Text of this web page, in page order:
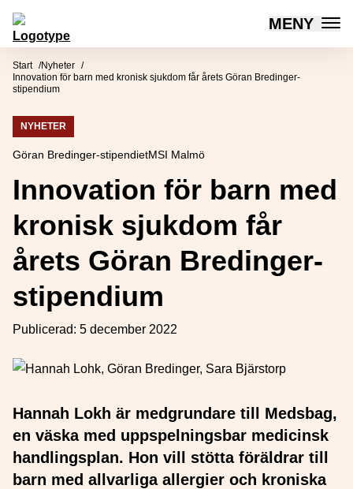
Hoppa till innehåll
Mötesplatsen Social Innovation MENY
Start
Nyheter
Innovation för barn med kronisk sjukdom får årets Göran Bredinger-
stipendium
NYHETER
Göran Bredinger-stipendietMSI Malmö
Innovation för barn med
kronisk sjukdom får
årets Göran Bredinger-
stipendium
Publicerad: 5 december 2022
Hannah Lokh är medgrundare till Medsbag,
en väska med uppspelningsbar medicinsk
handlingsplan. Hon vill stötta föräldrar till
barn med allvarliga allergier och kroniska